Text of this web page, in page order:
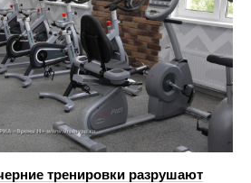
тренировки разрушают